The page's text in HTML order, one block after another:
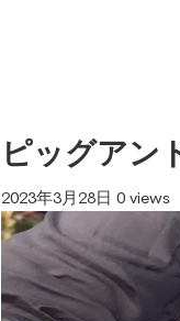
ピッグアン
2023年3月28日 0 views
動
画
プ
レ